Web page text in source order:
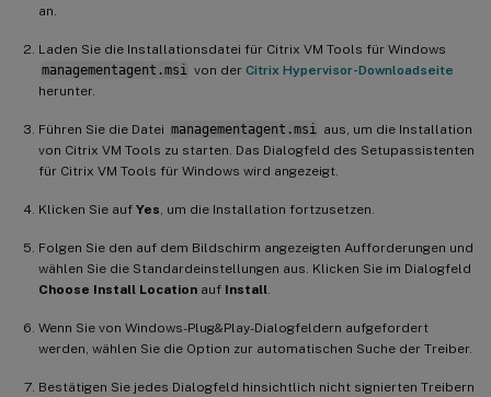
an.
Laden Sie die Installationsdatei für Citrix VM Tools für Windows
managementagent.msi von der Citrix Hypervisor-Downloadseite
herunter.
Führen Sie die Datei managementagent.msi aus, um die Installation
von Citrix VM Tools zu starten. Das Dialogfeld des Setupassistenten
für Citrix VM Tools für Windows wird angezeigt.
Klicken Sie auf Yes, um die Installation fortzusetzen.
Folgen Sie den auf dem Bildschirm angezeigten Aufforderungen und
wählen Sie die Standardeinstellungen aus. Klicken Sie im Dialogfeld
Choose Install Location auf Install.
Wenn Sie von Windows-Plug&Play-Dialogfeldern aufgefordert
werden, wählen Sie die Option zur automatischen Suche der Treiber.
Bestätigen Sie jedes Dialogfeld hinsichtlich nicht signierten Treibern